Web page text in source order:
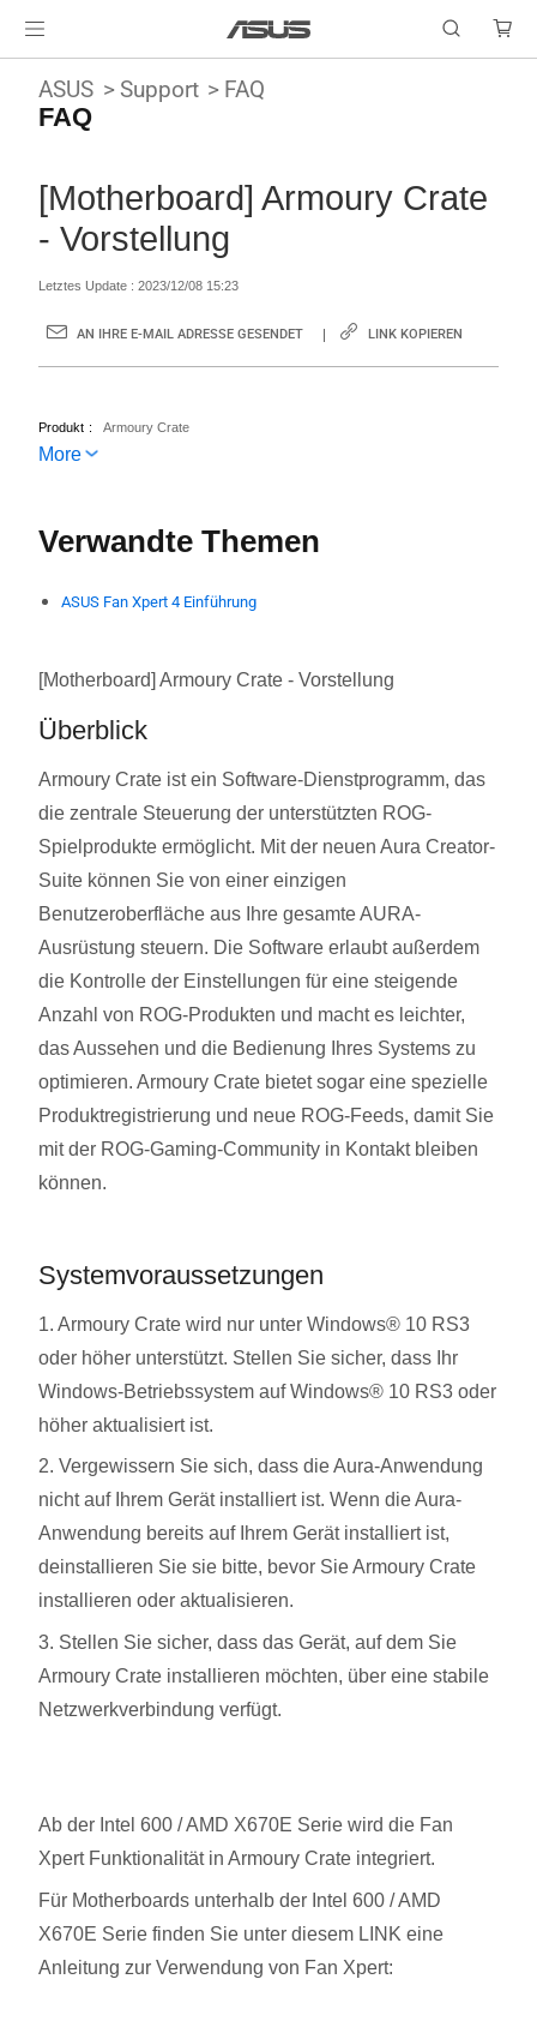
ASUS Support FAQ
FAQ
[Motherboard] Armoury Crate
- Vorstellung
Letztes Update : 2023/12/08 15:23
AN IHRE E-MAIL ADRESSE GESENDET LINK KOPIEREN
Produkt Armoury Crate
More
Verwandte Themen
ASUS Fan Xpert 4 Einführung
[Motherboard] Armoury Crate - Vorstellung
Überblick
Armoury Crate ist ein Software-Dienstprogramm, das
die zentrale Steuerung der unterstützten ROG-
Spielprodukte ermöglicht. Mit der neuen Aura Creator-
Suite können Sie von einer einzigen
Benutzeroberfläche aus Ihre gesamte AURA-
Ausrüstung steuern. Die Software erlaubt außerdem
die Kontrolle der Einstellungen für eine steigende
Anzahl von ROG-Produkten und macht es leichter,
das Aussehen und die Bedienung Ihres Systems zu
optimieren. Armoury Crate bietet sogar eine spezielle
Produktregistrierung und neue ROG-Feeds, damit Sie
mit der ROG-Gaming-Community in Kontakt bleiben
können.
Systemvoraussetzungen
1. Armoury Crate wird nur unter Windows® 10 RS3
oder höher unterstützt. Stellen Sie sicher, dass Ihr
Windows-Betriebssystem auf Windows® 10 RS3 oder
höher aktualisiert ist.
2. Vergewissern Sie sich, dass die Aura-Anwendung
nicht auf Ihrem Gerät installiert ist. Wenn die Aura-
Anwendung bereits auf Ihrem Gerät installiert ist,
deinstallieren Sie sie bitte, bevor Sie Armoury Crate
installieren oder aktualisieren.
3. Stellen Sie sicher, dass das Gerät, auf dem Sie
Armoury Crate installieren möchten, über eine stabile
Netzwerkverbindung verfügt.
Ab der Intel 600 / AMD X670E Serie wird die Fan
Xpert Funktionalität in Armoury Crate integriert.
Für Motherboards unterhalb der Intel 600 / AMD
X670E Serie finden Sie unter diesem LINK eine
Anleitung zur Verwendung von Fan Xpert: